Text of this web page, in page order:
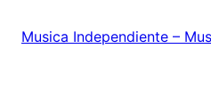
Musica Independiente –